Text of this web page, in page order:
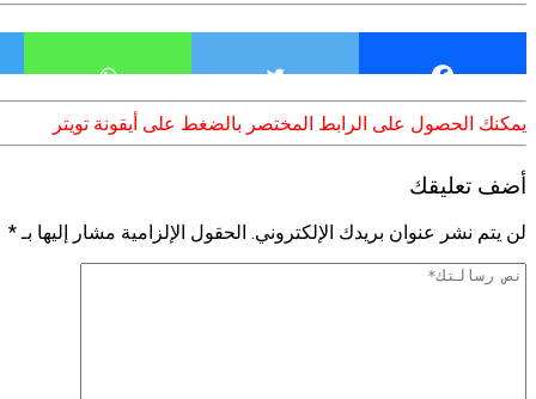
يمكنك الحصول على الرابط المختصر بالضغط على أيقونة تويتر
أضف تعليقك
لن يتم نشر عنوان بريدك الإلكتروني. الحقول الإلزامية مشار إليها بـ*